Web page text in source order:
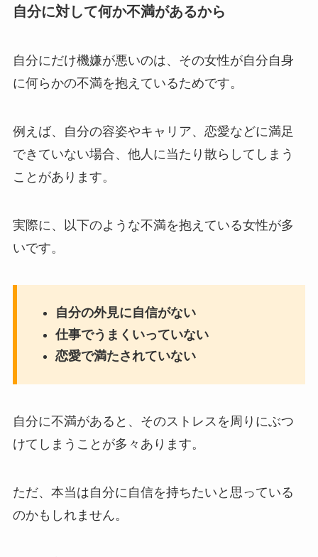
自分に対して何か不満があるから
自分にだけ機嫌が悪いのは、その女性が自分自身
に何らかの不満を抱えているためです。
例えば、自分の容姿やキャリア、恋愛などに満足
できていない場合、他人に当たり散らしてしまう
ことがあります。
実際に、以下のような不満を抱えている女性が多
いです。
自分の外見に自信がない
仕事でうまくいっていない
恋愛で満たされていない
自分に不満があると、そのストレスを周りにぶつ
けてしまうことが多々あります。
ただ、本当は自分に自信を持ちたいと思っている
のかもしれません。